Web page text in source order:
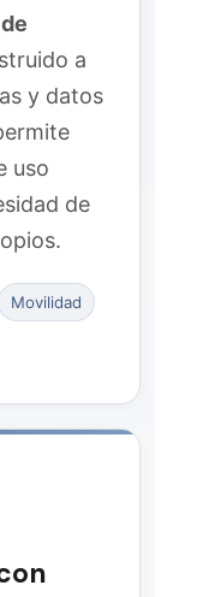
a
y datos
uso
de
Movilidad